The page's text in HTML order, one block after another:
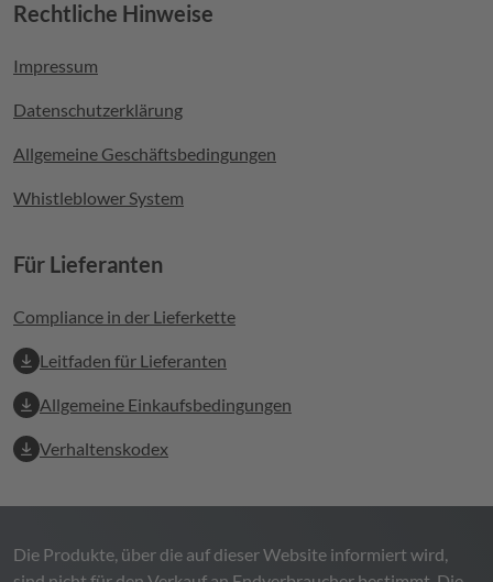
Footer menu
Rechtliche Hinweise
Impressum
Datenschutzerklärung
Allgemeine Geschäftsbedingungen
Whistleblower System
Für Lieferanten
Compliance in der Lieferkette
Leitfaden für Lieferanten
Allgemeine Einkaufsbedingungen
Verhaltenskodex
Die Produkte, über die auf dieser Website informiert wird,